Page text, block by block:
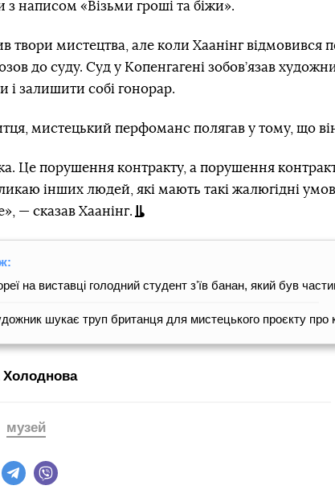
з написом «Візьми гроші та біжи».
твори мистецтва, але коли Хаанінг відмовився
до суду. Суд у Копенгагені зобов’язав
і залишити собі гонорар.
мистецький перфоманс полягав у тому, що він
Це порушення контракту, а порушення
інших людей, які мають такі жалюгідні
— сказав Хаанінг.
на виставці голодний студент зʼїв банан, який був
шукає труп британця для мистецького проєкту про
Холоднова
Twitter Telegram
музей